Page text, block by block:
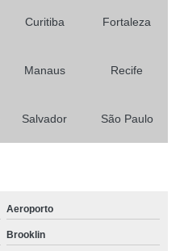
Curitiba Fortaleza
Manaus Recife
Salvador São Paulo
Aeroporto
Brooklin